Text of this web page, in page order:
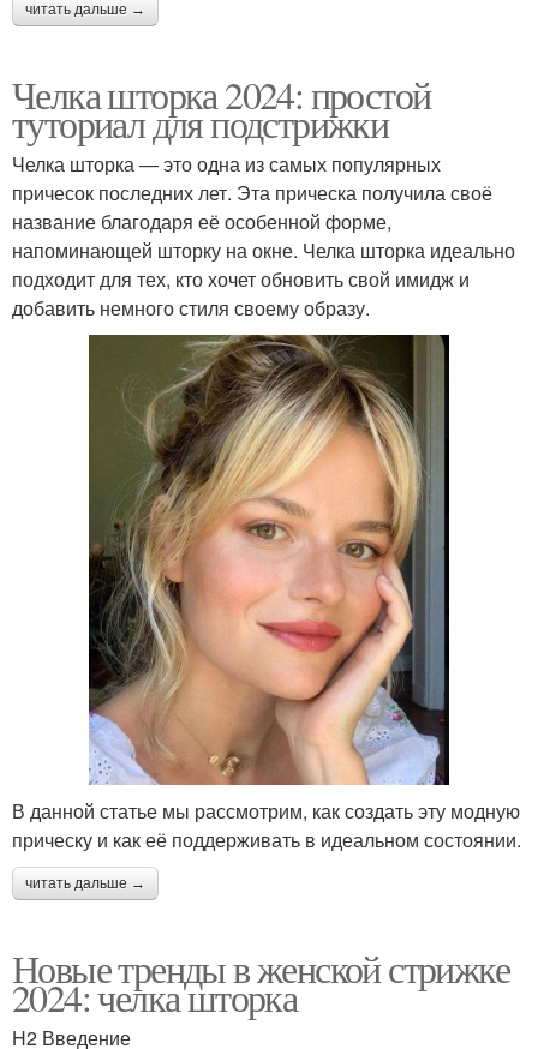
читать дальше →
Челка шторка 2024: простой
туториал для подстрижки
Челка шторка — это одна из самых популярных
причесок последних лет. Эта прическа получила своё
название благодаря её особенной форме,
напоминающей шторку на окне. Челка шторка идеально
подходит для тех, кто хочет обновить свой имидж и
добавить немного стиля своему образу.
В данной статье мы рассмотрим, как создать эту модную
прическу и как её поддерживать в идеальном состоянии.
читать дальше →
Новые тренды в женской стрижке
2024: челка шторка
H2 Введение